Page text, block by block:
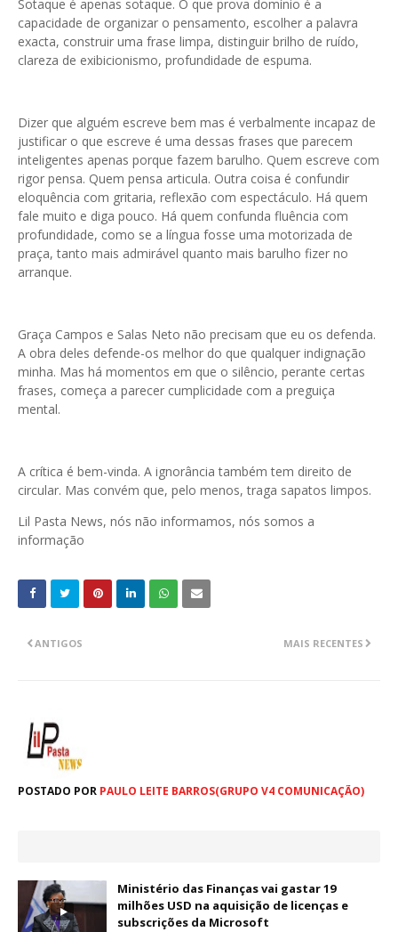
Sotaque é apenas sotaque. O que prova domínio é a
capacidade de organizar o pensamento, escolher a palavra
exacta, construir uma frase limpa, distinguir brilho de ruído,
clareza de exibicionismo, profundidade de espuma.
Dizer que alguém escreve bem mas é verbalmente incapaz de
justificar o que escreve é uma dessas frases que parecem
inteligentes apenas porque fazem barulho. Quem escreve com
rigor pensa. Quem pensa articula. Outra coisa é confundir
eloquência com gritaria, reflexão com espectáculo. Há quem
fale muito e diga pouco. Há quem confunda fluência com
profundidade, como se a língua fosse uma motorizada de
praça, tanto mais admirável quanto mais barulho fizer no
arranque.
Graça Campos e Salas Neto não precisam que eu os defenda.
A obra deles defende-os melhor do que qualquer indignação
minha. Mas há momentos em que o silêncio, perante certas
frases, começa a parecer cumplicidade com a preguiça
mental.
A crítica é bem-vinda. A ignorância também tem direito de
circular. Mas convém que, pelo menos, traga sapatos limpos.
Lil Pasta News, nós não informamos, nós somos a
informação
MAIS RECENTES
ANTIGOS
POSTADO POR PAULO LEITE BARROS(GRUPO V4 COMUNICAÇÃO)
Ministério das Finanças vai gastar 19
milhões USD na aquisição de licenças e
subscrições da Microsoft